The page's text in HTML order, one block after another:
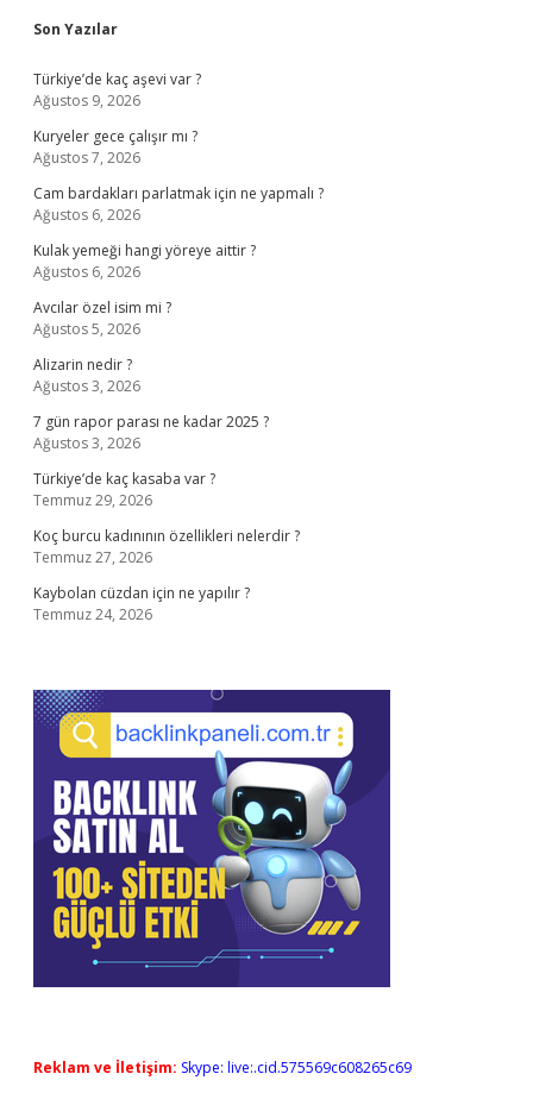
Sidebar
Son Yazılar
Türkiye’de kaç aşevi var ?
Ağustos 9, 2026
Kuryeler gece çalışır mı ?
Ağustos 7, 2026
Cam bardakları parlatmak için ne yapmalı ?
Ağustos 6, 2026
Kulak yemeği hangi yöreye aittir ?
Ağustos 6, 2026
Avcılar özel isim mi ?
Ağustos 5, 2026
Alizarin nedir ?
Ağustos 3, 2026
7 gün rapor parası ne kadar 2025 ?
Ağustos 3, 2026
Türkiye’de kaç kasaba var ?
Temmuz 29, 2026
Koç burcu kadınının özellikleri nelerdir ?
Temmuz 27, 2026
Kaybolan cüzdan için ne yapılır ?
Temmuz 24, 2026
Reklam ve İletişim: Skype: live:.cid.575569c608265c69